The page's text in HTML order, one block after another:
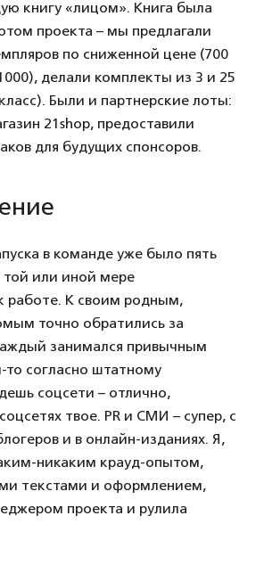
книгу «лицом». Книга была
проекта – мы предлагали
по сниженной цене (700
делали комплекты из 3 и 25
Были и партнерские лоты:
21shop, предоставили
для будущих спонсоров.
в команде уже было пять
той или иной мере
работе. К своим родным,
точно обратились за
занимался привычным
согласно штатному
соцсети – отлично,
твое. PR и СМИ – супер, с
и в онлайн-изданиях. Я,
никаким крауд-опытом,
текстами и оформлением,
проекта и рулила